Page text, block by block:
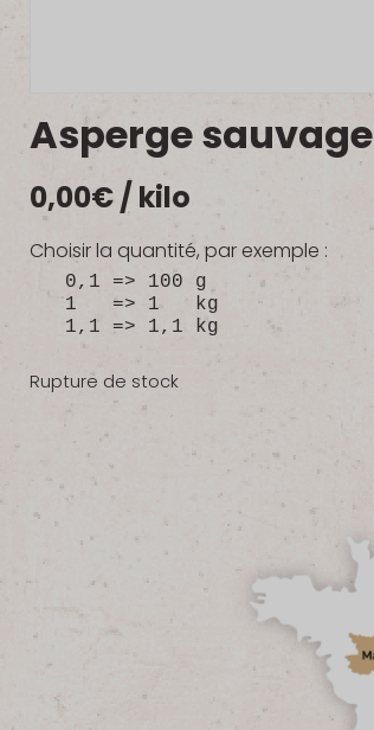
Asperge sauvage
0,00€/ kilo
Choisir la quantité, par exemple :
0,1 => 100 g
1 => 1 kg
1,1 => 1,1 kg
Rupture de stock